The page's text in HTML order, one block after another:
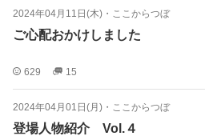
2024年04月11日(木) ・ ここからつぼ
ご心配おかけしました
629 15
2024年04月01日(月) ・ ここからつぼ
登場人物紹介 Vol.４